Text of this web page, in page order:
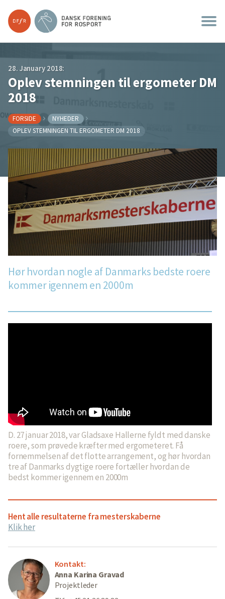
28. January 2018:
Oplev stemningen til ergometer DM
2018
FORSIDE
NYHEDER
OPLEV STEMNINGEN TIL ERGOMETER DM 2018
Hør hvordan nogle af Danmarks bedste roere
kommer igennem en 2000m
D. 27 januar 2018, var Gladsaxe Hallerne fyldt med danske
roere, som prøvede kræfter med ergometeret. Få
fornemmelsen af det flotte arrangement, og hør hvordan
tre af Danmarks dygtige roere fortæller hvordan de
bedst kommer igennem en 2000m
Hent alle resultaterne fra mesterskaberne
Klik her
Kontakt:
Anna Karina Gravad
Projektleder